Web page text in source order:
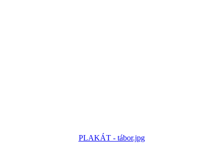
PLAKÁT - tábor.jpg